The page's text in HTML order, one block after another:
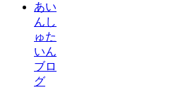
あい
んし
ゅた
いん
ブロ
グ